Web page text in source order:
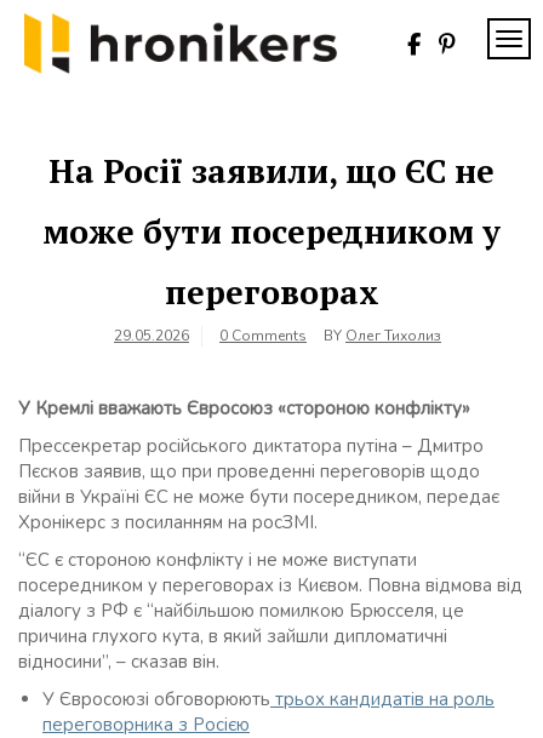
Skip
content
На Росії заявили, що ЄС не
може бути посередником у
переговорах
29.05.2026 0 Comments BY Олег Тихолиз
У Кремлі вважають Євросоюз «стороною конфлікту»
Прессекретар російського диктатора путіна – Дмитро
Пєсков заявив, що при проведенні переговорів щодо
війни в Україні ЄС не може бути посередником, передає
Хронікерс з посиланням на росЗМІ.
“ЄС є стороною конфлікту і не може виступати
посередником у переговорах із Києвом. Повна відмова від
діалогу з РФ є “найбільшою помилкою Брюсселя, це
причина глухого кута, в який зайшли дипломатичні
відносини”, – сказав він.
У Євросоюзі обговорюють трьох кандидатів на роль
переговорника з Росією